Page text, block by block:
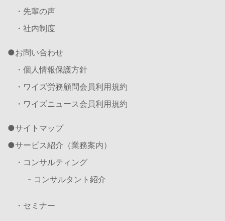
・先輩の声
・社内制度
お問い合わせ
・個人情報保護方針
・ワイズ労務顧問会員利用規約
・ワイズニュース会員利用規約
サイトマップ
サービス紹介（業務案内）
・コンサルティング
- コンサルタント紹介
・セミナー